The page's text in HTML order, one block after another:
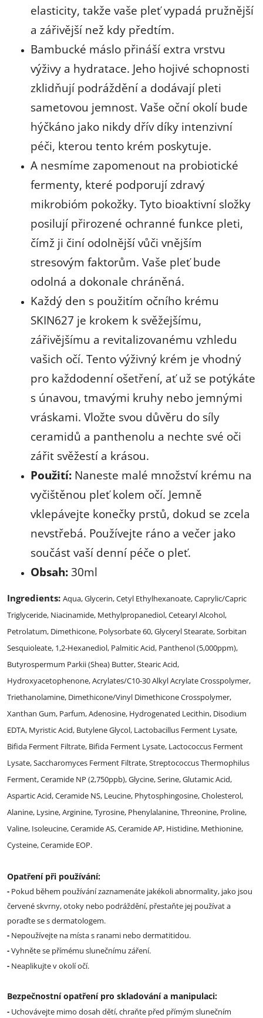
elasticity, takže vaše pleť vypadá pružnější
a zářivější než kdy předtím.
Bambucké máslo přináší extra vrstvu
výživy a hydratace. Jeho hojivé schopnosti
zklidňují podráždění a dodávají pleti
sametovou jemnost. Vaše oční okolí bude
hýčkáno jako nikdy dřív díky intenzivní
péči, kterou tento krém poskytuje.
A nesmíme zapomenout na probiotické
fermenty, které podporují zdravý
mikrobióm pokožky. Tyto bioaktivní složky
posilují přirozené ochranné funkce pleti,
čímž ji činí odolnější vůči vnějším
stresovým faktorům. Vaše pleť bude
odolná a dokonale chráněná.
Každý den s použitím očního krému
SKIN627 je krokem k svěžejšímu,
zářivějšímu a revitalizovanému vzhledu
vašich očí. Tento výživný krém je vhodný
pro každodenní ošetření, ať už se potýkáte
s únavou, tmavými kruhy nebo jemnými
vráskami. Vložte svou důvěru do síly
ceramidů a panthenolu a nechte své oči
zářit svěžestí a krásou.
Použití: Naneste malé množství krému na
vyčištěnou pleť kolem očí. Jemně
vklepávejte konečky prstů, dokud se zcela
nevstřebá. Používejte ráno a večer jako
součást vaší denní péče o pleť.
Obsah: 30ml
Ingredients: Aqua, Glycerin, Cetyl Ethylhexanoate, Caprylic/Capric
Triglyceride, Niacinamide, Methylpropanediol, Cetearyl Alcohol,
Petrolatum, Dimethicone, Polysorbate 60, Glyceryl Stearate, Sorbitan
Sesquioleate, 1,2-Hexanediol, Palmitic Acid, Panthenol (5,000ppm),
Butyrospermum Parkii (Shea) Butter, Stearic Acid,
Hydroxyacetophenone, Acrylates/C10-30 Alkyl Acrylate Crosspolymer,
Triethanolamine, Dimethicone/Vinyl Dimethicone Crosspolymer,
Xanthan Gum, Parfum, Adenosine, Hydrogenated Lecithin, Disodium
EDTA, Myristic Acid, Butylene Glycol, Lactobacillus Ferment Lysate,
Bifida Ferment Filtrate, Bifida Ferment Lysate, Lactococcus Ferment
Lysate, Saccharomyces Ferment Filtrate, Streptococcus Thermophilus
Ferment, Ceramide NP (2,750ppb), Glycine, Serine, Glutamic Acid,
Aspartic Acid, Ceramide NS, Leucine, Phytosphingosine, Cholesterol,
Alanine, Lysine, Arginine, Tyrosine, Phenylalanine, Threonine, Proline,
Valine, Isoleucine, Ceramide AS, Ceramide AP, Histidine, Methionine,
Cysteine, Ceramide EOP.
Opatření při používání:
- Pokud během používání zaznamenáte jakékoli abnormality, jako jsou
červené skvrny, otoky nebo podráždění, přestaňte jej používat a
poraďte se s dermatologem.
- Nepoužívejte na místa s ranami nebo dermatitidou.
-Vyhněte se přímému slunečnímu záření.
- Neaplikujte v okolí očí.
Bezpečnostní opatření pro skladování a manipulaci:
- Uchovávejte mimo dosah dětí, chraňte před přímým slunečním